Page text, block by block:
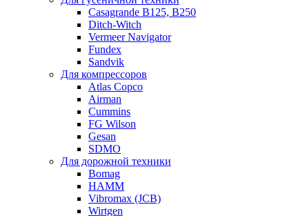
Casagrande B125, B250
Ditch-Witch
Vermeer Navigator
Fundex
Sandvik
Для компрессоров
Atlas Copco
Airman
Cummins
FG Wilson
Gesan
SDMO
Для дорожной техники
Bomag
HAMM
Vibromax (JCB)
Wirtgen